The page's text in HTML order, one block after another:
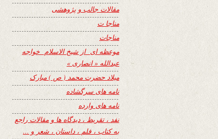
مقالات جالب و پژوهشی
مناجا ت
مناجات
موعظه ای از شیخ الاسلام خواجه
عبدالله « انصاری »
میلاد حضرت محمد ( ص ) مبارک
نامه های سرگشاده
نامه های وارده
نفد ، تقریظ ، دیدگاه ها و مقالات راجع
به کتاب ، فلم ، داستان ، شعر و …